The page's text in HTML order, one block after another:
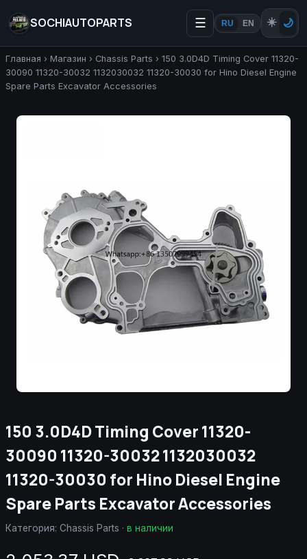
SOCHIAUTOPARTS ☰ RU EN ☀️ 🌙
Главная › Магазин › Chassis Parts › 150 3.0D4D Timing Cover 11320-
30090 11320-30032 1132030032 11320-30030 for Hino Diesel Engine
Spare Parts Excavator Accessories
150 3.0D4D Timing Cover 11320-
30090 11320-30032 1132030032
11320-30030 for Hino Diesel Engine
Spare Parts Excavator Accessories
Категория: Chassis Parts · в наличии